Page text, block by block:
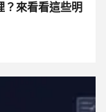
？來看看這些明